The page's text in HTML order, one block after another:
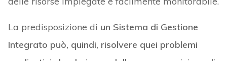
La predisposizione di un Sistema di Gestione
Integrato può, quindi, risolvere quei problemi